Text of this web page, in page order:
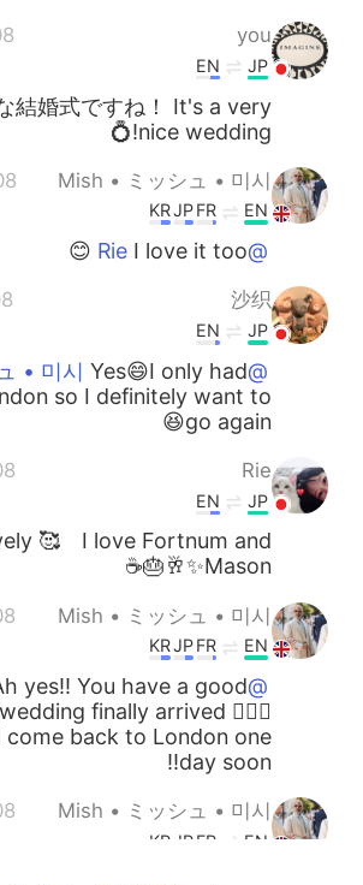
you
JP
EN
結婚式ですね！ It's a very
nice wedding!💍
Mish • ミッシュ • 미시
EN
FR
JP
KR
@Rie
I love it too 😊
沙织
JP
EN
@Mish • ミッシュ • 미시
Yes😄I only had
so I definitely want to
go again😆
Rie
JP
EN
🥰 I love Fortnum and
Mason✨🥂🎂☕️
Mish • ミッシュ • 미시
EN
FR
JP
KR
@沙织
yes!! You have a good
finally arrived 👍🏽😊
come back to London one
day soon!!
Mish • ミッシュ • 미시
EN
FR
JP
KR